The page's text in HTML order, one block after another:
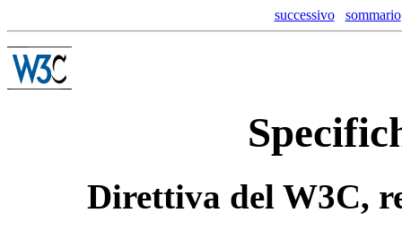
successivo sommario
Direttiva del W3C,